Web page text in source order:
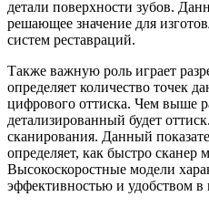
детали поверхности зубов.
решающее значение для
систем реставраций.
Также важную роль играет
определяет количество точек
цифрового оттиска. Чем выше
детализированный будет
сканирования. Данный
определяет, как быстро сканер
Высокоскоростные модели
эффективностью и удобством в